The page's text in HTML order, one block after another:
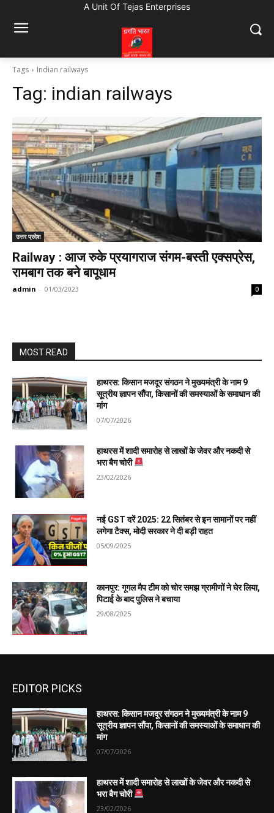
A Unit Of Tejas Enterprises
Tags Indian railways
Tag: indian railways
उत्तर प्रदेश
Railway : आज रुके प्रयागराज संगम-बस्ती एक्सप्रेस,
रामबाग तक बने बापूधाम
admin - 01/03/2023 0
MOST READ
हाथरस: किसान मजदूर संगठन ने मुख्यमंत्री के नाम 9
सूत्रीय ज्ञापन सौंपा, किसानों की समस्याओं के समाधान की
मांग
07/07/2026
हाथरस में शादी समारोह से लाखों के जेवर और नकदी से
भरा बैग चोरी
23/02/2026
नई GST दरें 2025: 22 सितंबर से इन सामानों पर नहीं
लगेगा टैक्स, मोदी सरकार ने दी बड़ी राहत
05/09/2025
कानपुर: गूगल मैप टीम को चोर समझ ग्रामीणों ने घेर लिया,
पिटाई के बाद पुलिस ने बचाया
29/08/2025
EDITOR PICKS
हाथरस: किसान मजदूर संगठन ने मुख्यमंत्री के नाम 9
सूत्रीय ज्ञापन सौंपा, किसानों की समस्याओं के समाधान की
मांग
07/07/2026
हाथरस में शादी समारोह से लाखों के जेवर और नकदी से
भरा बैग चोरी
23/02/2026